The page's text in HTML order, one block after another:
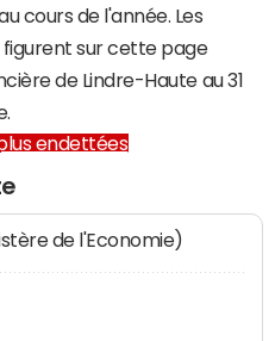
cours de l'année. Les
sur cette page
de Lindre-Haute au 31
endettées
de l'Economie)